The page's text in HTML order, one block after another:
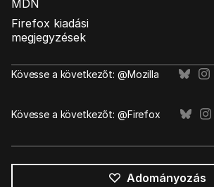
MDN
Firefox kiadási
megjegyzések
Kövesse a következőt: @Mozilla
Kövesse a következőt: @Firefox
Adományozás